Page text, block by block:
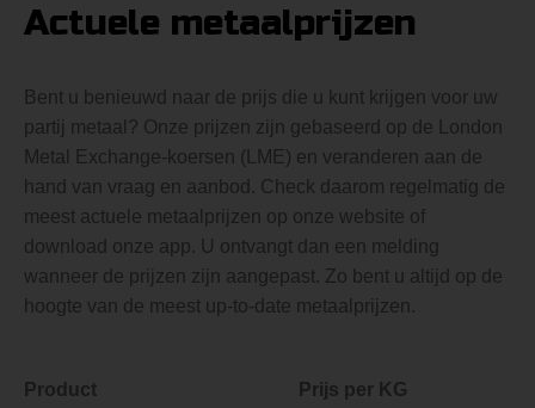
Actuele metaalprijzen
Bent u benieuwd naar de prijs die u kunt krijgen voor uw
partij metaal? Onze prijzen zijn gebaseerd op de London
Metal Exchange-koersen (LME) en veranderen aan de
hand van vraag en aanbod. Check daarom regelmatig de
meest actuele metaalprijzen op onze website of
download onze app. U ontvangt dan een melding
wanneer de prijzen zijn aangepast. Zo bent u altijd op de
hoogte van de meest up-to-date metaalprijzen.
Product Prijs per KG